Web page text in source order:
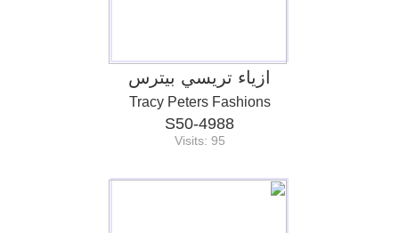
ازياء تريسي بيترس
Tracy Peters Fashions
S50-4988
Visits: 95